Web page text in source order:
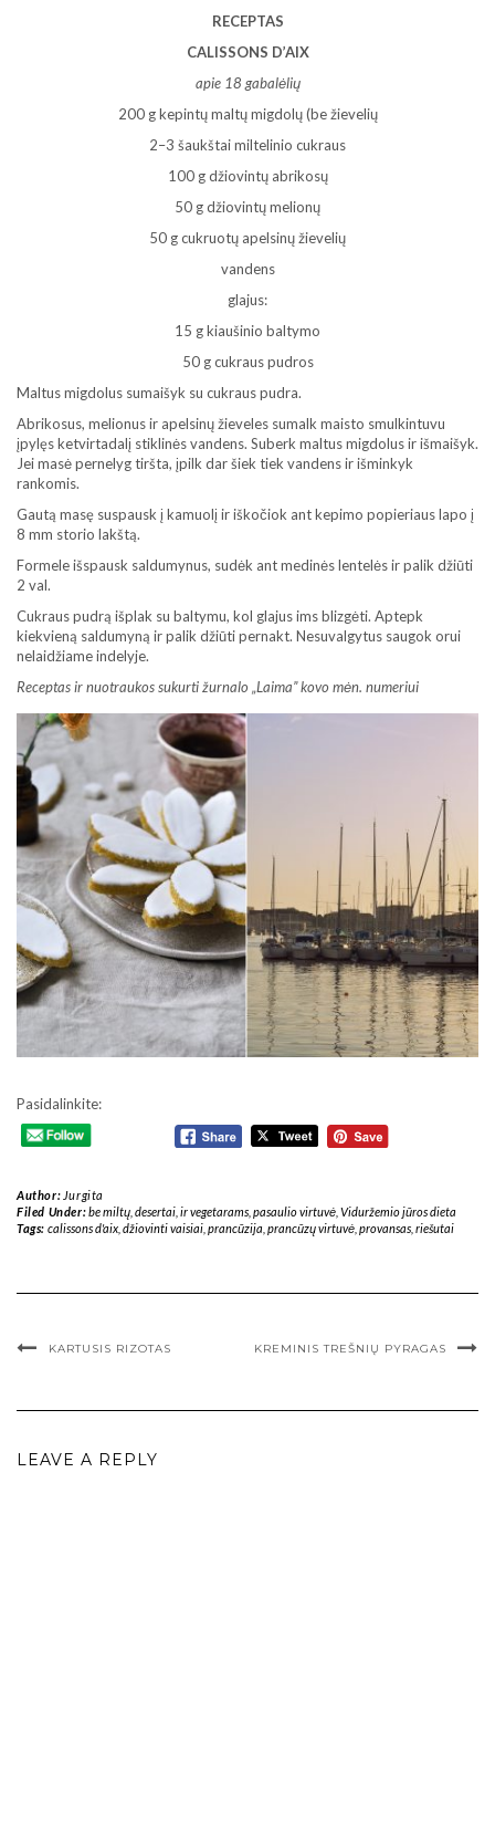
RECEPTAS
CALISSONS D’AIX
apie 18 gabalėlių
200 g kepintų maltų migdolų (be žievelių
2–3 šaukštai miltelinio cukraus
100 g džiovintų abrikosų
50 g džiovintų melionų
50 g cukruotų apelsinų žievelių
vandens
glajus:
15 g kiaušinio baltymo
50 g cukraus pudros
Maltus migdolus sumaišyk su cukraus pudra.
Abrikosus, melionus ir apelsinų žieveles sumalk maisto smulkintuvu
įpylęs ketvirtadalį stiklinės vandens. Suberk maltus migdolus ir išmaišyk.
Jei masė pernelyg tiršta, įpilk dar šiek tiek vandens ir išminkyk
rankomis.
Gautą masę suspausk į kamuolį ir iškočiok ant kepimo popieriaus lapo į
8 mm storio lakštą.
Formele išspausk saldumynus, sudėk ant medinės lentelės ir palik džiūti
2 val.
Cukraus pudrą išplak su baltymu, kol glajus ims blizgėti. Aptepk
kiekvieną saldumyną ir palik džiūti pernakt. Nesuvalgytus saugok orui
nelaidžiame indelyje.
Receptas ir nuotraukos sukurti žurnalo „Laima” kovo mėn. numeriui
Pasidalinkite:
Author: Jurgita
Filed Under:be miltų, desertai, ir vegetarams, pasaulio virtuvė, Viduržemio jūros dieta
Tags: calissons d'aix, džiovinti vaisiai, prancūzija prancūzų virtuvė, provansas, riešutai
KARTUSIS RIZOTAS KREMINIS TREŠNIŲ PYRAGAS
LEAVE A REPLY